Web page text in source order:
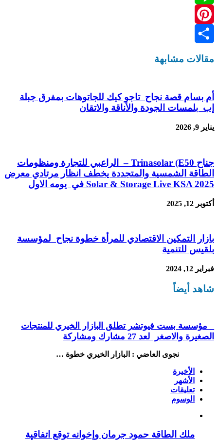
Line
Pinterest
نشر
مقالات مشابهة
أم بسام قصة نجاح تاجو كيك للجاتوهات بمفرق جبلة
إب بلمسات الجودة والأناقة والاتقان
يناير 9, 2026
جناح Trinasolar (E50 – الراعبي للتجارة ومنظومات
الطاقة الشمسية والمتجددة يخطف انظار مرتادي معرض
Solar & Storage Live KSA 2025 في يومه الاول
أكتوبر 12, 2025
بازار التمكين الاقتصادي للمرأة خطوة نجاح لمؤسسة
بلقيس للتنمية
فبراير 12, 2024
شاهد أيضاً
_ مؤسسة بست فيوتشر تطلق البازار الخيري للمنتجات
الصغيرة والاصغر لعد 27 مشارك ومشاركة
نجوى العاضي : البازار الخيري خطوة …
الأخيرة
الأشهر
تعليقات
الوسوم
ملك الطاقة حمود جرمان وإخوانه توقع اتفاقية